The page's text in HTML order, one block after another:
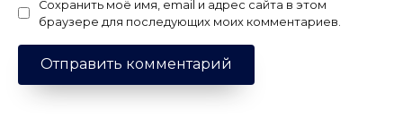
Сохранить моё имя, email и адрес сайта в этом
браузере для последующих моих комментариев.